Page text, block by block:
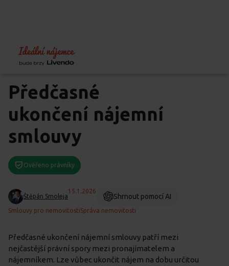
Home Blog Právo
Předčasné
ukončení nájemní
smlouvy
Ověřeno právníky
Štěpán Smoleja
15.1.2026
Shrnout pomocí AI
Smlouvy pro nemovitostiSpráva nemovitosti
Předčasné ukončení nájemní smlouvy patří mezi
nejčastější právní spory mezi pronajímatelem a
nájemníkem. Lze vůbec ukončit nájem na dobu určitou